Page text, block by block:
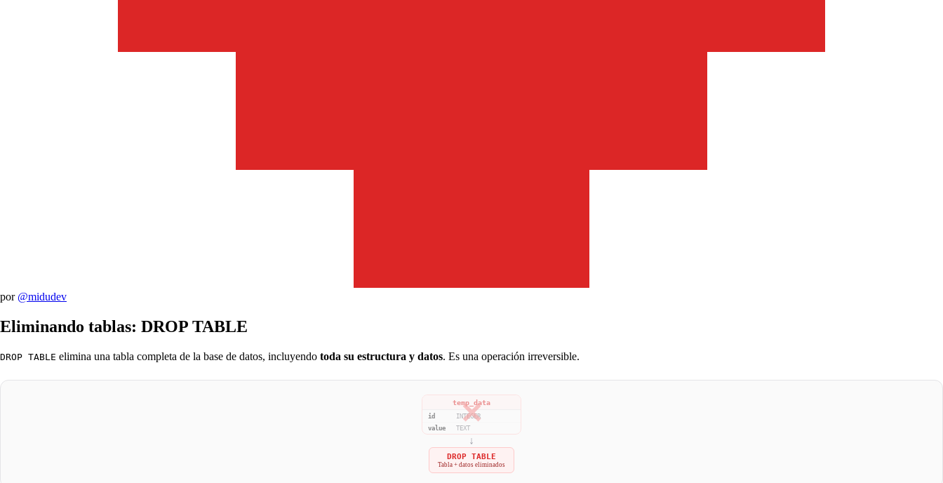
por @midudev
Eliminando tablas: DROP TABLE
DROP TABLE elimina una tabla completa de la base de datos, incluyendo toda su estructura y datos. Es una operación irreversible.
temp_data
id
INTEGER
value
TEXT
✕
↓
DROP TABLE
Tabla + datos eliminados